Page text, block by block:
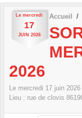
Le mercredi
17
JUIN 2026
Accueil
2026
Le mercredi 17 juin 2026
Lieu : rue de clovis